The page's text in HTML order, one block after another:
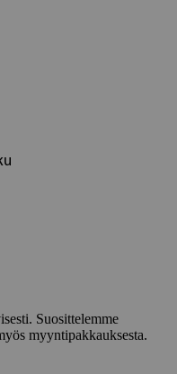
Suosittelemme
myyntipakkauksesta.